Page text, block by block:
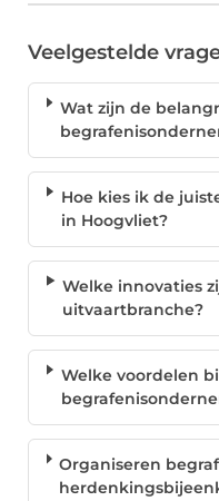
Veelgestelde
Wat zijn de
Hoe kies ik de
in Hoogvliet?
Welke innovaties
uitvaartbranche?
Welke voordelen
Organiseren